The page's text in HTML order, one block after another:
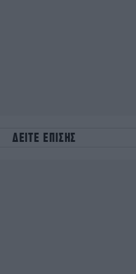
ΔΕΙΤΕ ΕΠΙΣΗΣ